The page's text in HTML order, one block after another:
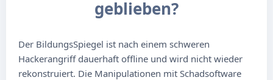
geblieben?
Der BildungsSpiegel ist nach einem schweren
Hackerangriff dauerhaft offline und wird nicht wieder
rekonstruiert. Die Manipulationen mit Schadsoftware